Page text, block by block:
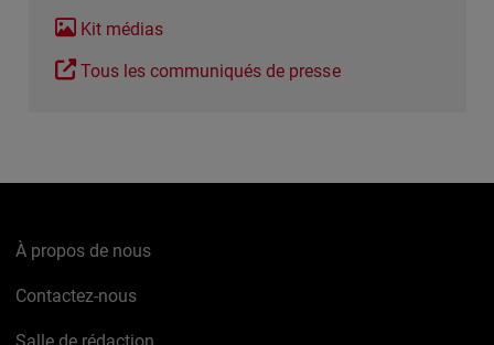
Kit médias
Tous les communiqués de presse
À propos de nous
Contactez-nous